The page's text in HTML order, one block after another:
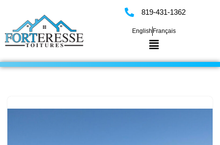
Skip
to
content
819-431-1362
English Français